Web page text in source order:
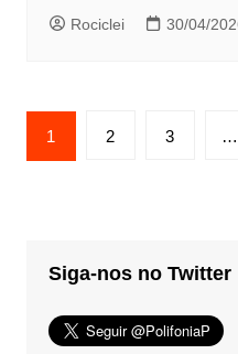
Rociclei 30/04/
Paginação
de
1 2 3 …
Siga-nos no Twitter